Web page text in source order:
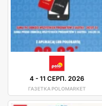
4 -11 СЕРП. 2026
ГАЗЕТКА POLOMARKET